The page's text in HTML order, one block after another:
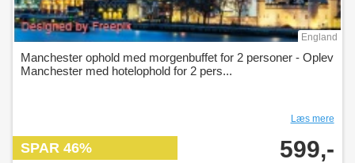
England
Manchester ophold med morgenbuffet for 2 personer - Oplev
Manchester med hotelophold for 2 pers...
Læs mere
SPAR 46% 599,-